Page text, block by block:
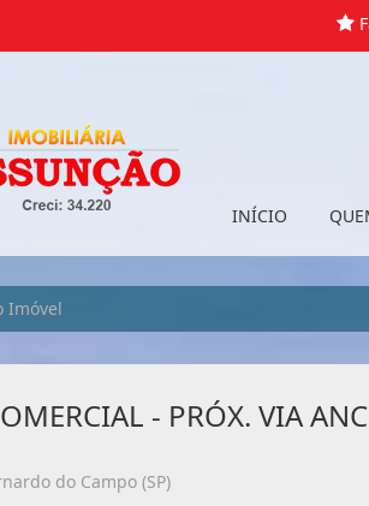
INÍCIO
Imóvel
- PRÓX. VIA
do Campo (SP)